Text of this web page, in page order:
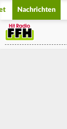
Nachrichten